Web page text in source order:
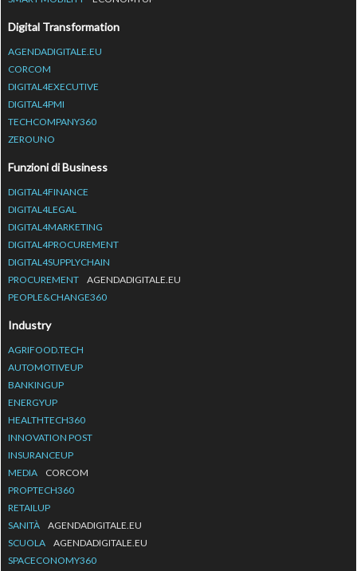
Digital Transformation
AGENDADIGITALE.EU
CORCOM
DIGITAL4EXECUTIVE
DIGITAL4PMI
TECHCOMPANY360
ZEROUNO
Funzioni di Business
DIGITAL4FINANCE
DIGITAL4LEGAL
DIGITAL4MARKETING
DIGITAL4PROCUREMENT
DIGITAL4SUPPLYCHAIN
PROCUREMENT
AGENDADIGITALE.EU
PEOPLE&CHANGE360
Industry
AGRIFOOD.TECH
AUTOMOTIVEUP
BANKINGUP
ENERGYUP
HEALTHTECH360
INNOVATION POST
INSURANCEUP
MEDIA
CORCOM
PROPTECH360
RETAILUP
SANITÀ
AGENDADIGITALE.EU
SCUOLA
AGENDADIGITALE.EU
SPACECONOMY360